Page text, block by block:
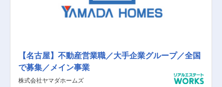
【名古屋】不動産営業職／大手企業グループ／全国
で募集／メイン事業
株式会社ヤマダホームズ